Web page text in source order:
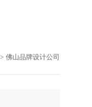
> 佛山品牌设计公司